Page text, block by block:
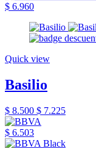
$ 6.960
Quick view
Basilio
$ 8.500 $ 7.225
$ 6.503